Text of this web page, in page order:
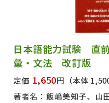
日本語能力試験 直
彙・文法 改訂版
定価 1,650円 （本体
著者名： 飯嶋美知子、山